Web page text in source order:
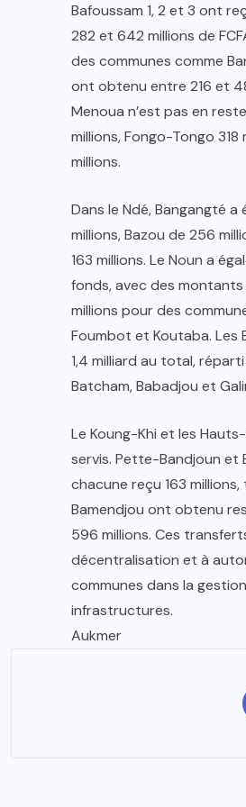
Bafoussam 1, 2 et 3 ont
282 et 642 millions de
des communes comme
ont obtenu entre 216 et
Menoua n’est pas en
millions, Fongo-Tongo
millions.
Dans le Ndé, Bangangté
millions, Bazou de 256
163 millions. Le Noun a
fonds, avec des montants
millions pour des
Foumbot et Koutaba. Les
1,4 milliard au total,
Batcham, Babadjou et
Le Koung-Khi et les
servis. Pette-Bandjoun et
chacune reçu 163
Bamendjou ont obtenu
596 millions. Ces
décentralisation et à
communes dans la
infrastructures.
Aukmer